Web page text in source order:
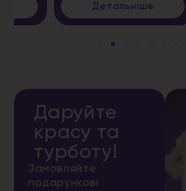
Детальніше
Даруйте
красу та
турботу!
Замовляйте
подарункові